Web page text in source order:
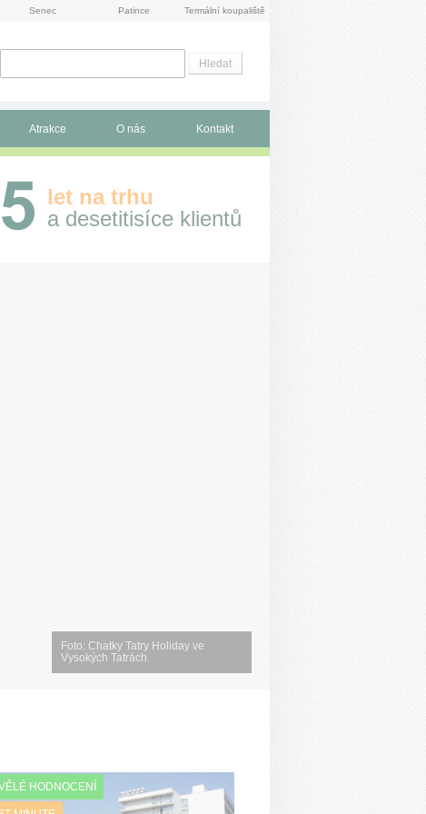
Senec Patince Termální koupaliště
Atrakce O nás Kontakt
let na trhu
a desetitisíce klientů
Foto: Chatky Tatry Holiday ve
Vysokých Tatrách.
HODNOCENÍ